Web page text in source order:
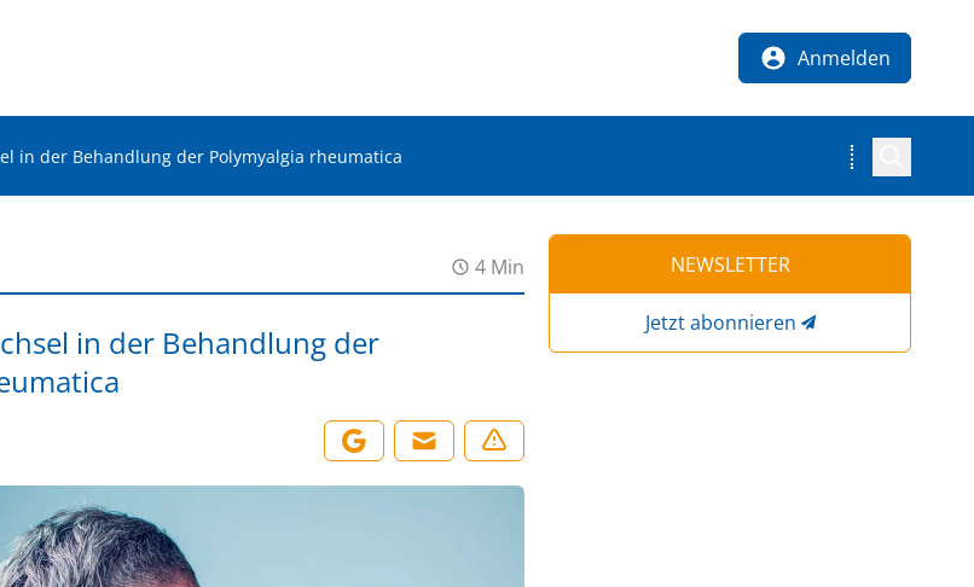
Anmelden
in der Behandlung der Polymyalgia rheumatica
4 Min
in der Behandlung der
NEWSLETTER
Jetzt abonnieren